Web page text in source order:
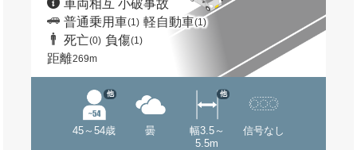
車両相互 小破事故
普通乗用車(1) 軽自動車(1)
死亡(0) 負傷(1)
距離269m
45～54歳
他
曇
幅3.5～
5.5m
他
信号なし